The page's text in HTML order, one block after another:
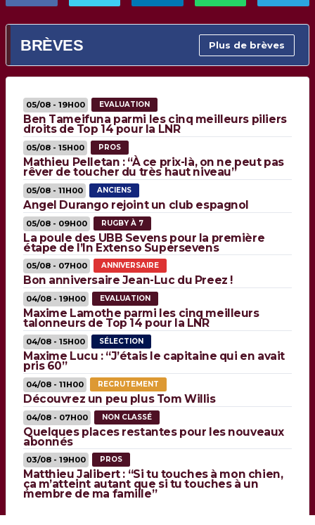
BRÈVES Plus de brèves
05/08 - 19H00 EVALUATION
Ben Tameifuna parmi les cinq meilleurs piliers
droits de Top 14 pour la LNR
05/08 - 15H00 PROS
Mathieu Pelletan : “À ce prix-là, on ne peut pas
rêver de toucher du très haut niveau”
05/08 - 11H00 ANCIENS
Angel Durango rejoint un club espagnol
05/08 - 09H00 RUGBY À 7
La poule des UBB Sevens pour la première
étape de l’In Extenso Supersevens
05/08 - 07H00 ANNIVERSAIRE
Bon anniversaire Jean-Luc du Preez !
04/08 - 19H00 EVALUATION
Maxime Lamothe parmi les cinq meilleurs
talonneurs de Top 14 pour la LNR
04/08 - 15H00 SÉLECTION
Maxime Lucu : “J’étais le capitaine qui en avait
pris 60”
04/08 - 11H00 RECRUTEMENT
Découvrez un peu plus Tom Willis
04/08 - 07H00 NON CLASSÉ
Quelques places restantes pour les nouveaux
abonnés
03/08 - 19H00 PROS
Matthieu Jalibert : “Si tu touches à mon chien,
ça m’atteint autant que si tu touches à un
membre de ma famille”